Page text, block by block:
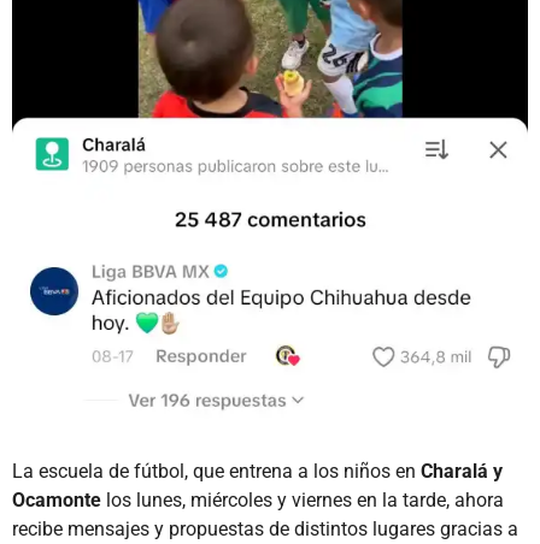
La escuela de fútbol, que entrena a los niños en Charalá y
Ocamonte los lunes, miércoles y viernes en la tarde, ahora
recibe mensajes y propuestas de distintos lugares gracias a